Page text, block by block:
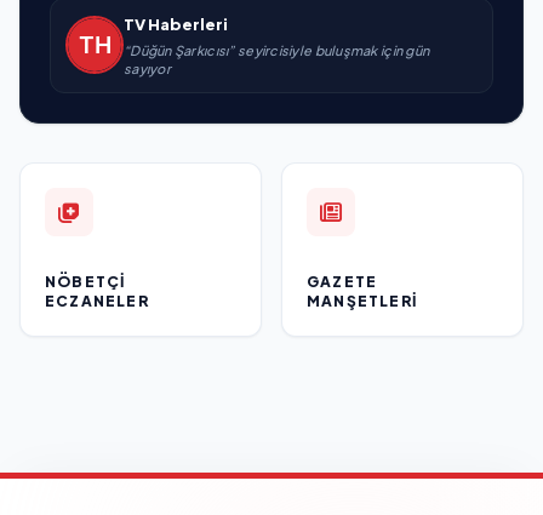
TV Haberleri
“Düğün Şarkıcısı” seyircisiyle buluşmak için gün
sayıyor
NÖBETÇI
ECZANELER
GAZETE
MANŞETLERI